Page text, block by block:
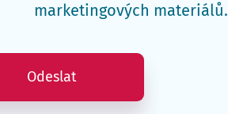
marketingových materiálů.
Odeslat